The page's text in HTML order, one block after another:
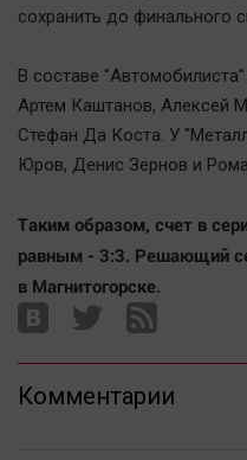
Технологии
Отраслевые темы
Hедвижимость
Образование
XX век: криминальные уроки
Банки
Медиаграмотность
сохранить до финального
В составе
Артем Каштанов, Алексей
Стефан Да Коста. У
Юров, Денис Зернов и
Таким образом, счет в
равным - 3:3. Решающий
в Магнитогорске.
Комментарии